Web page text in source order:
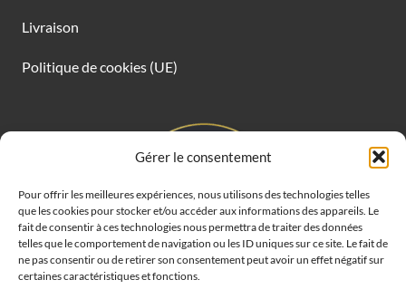
Gérer le consentement
Pour offrir les meilleures expériences, nous utilisons des technologies telles
que les cookies pour stocker et/ou accéder aux informations des appareils. Le
fait de consentir à ces technologies nous permettra de traiter des données
telles que le comportement de navigation ou les ID uniques sur ce site. Le fait de
ne pas consentir ou de retirer son consentement peut avoir un effet négatif sur
certaines caractéristiques et fonctions.
Livraison
Politique de cookies (UE)